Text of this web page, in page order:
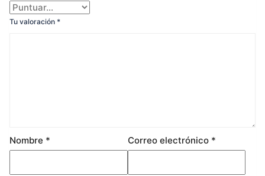
Tu valoración *
Nombre * Correo electrónico *